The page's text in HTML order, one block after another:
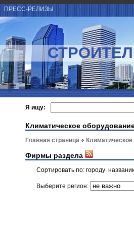
ПРЕСС-РЕЛИЗЫ
Я ищу:
Климатическое
Главная страница
Фирмы раздела
Сортировать по: городу
Выберите регион: